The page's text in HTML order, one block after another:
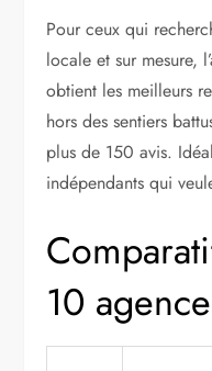
Pour ceux qui
locale et sur mesure,
obtient les meilleurs
hors des sentiers
plus de 150 avis.
indépendants qui
10